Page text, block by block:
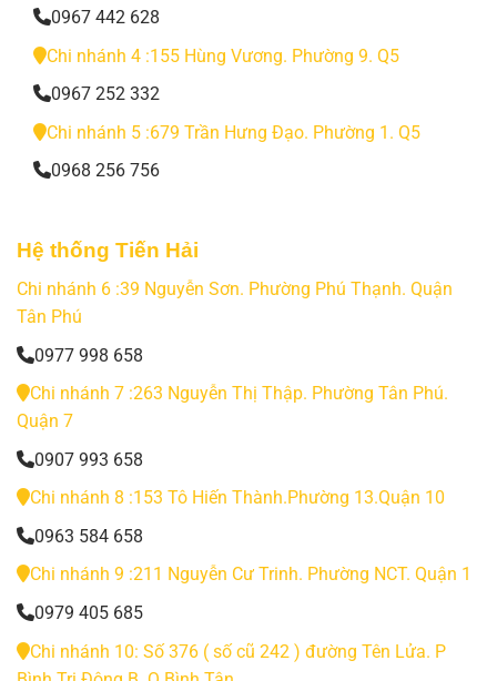
0967 442 628
Chi nhánh 4 :155 Hùng Vương. Phường 9. Q5
0967 252 332
Chi nhánh 5 :679 Trần Hưng Đạo. Phường 1. Q5
0968 256 756
Hệ thống Tiến Hải
Chi nhánh 6 :39 Nguyễn Sơn. Phường Phú Thạnh. Quận
Tân Phú
0977 998 658
Chi nhánh 7 :263 Nguyễn Thị Thập. Phường Tân Phú.
Quận 7
0907 993 658
Chi nhánh 8 :153 Tô Hiến Thành.Phường 13.Quận 10
0963 584 658
Chi nhánh 9 :211 Nguyễn Cư Trinh. Phường NCT. Quận 1
0979 405 685
Chi nhánh 10: Số 376 ( số cũ 242 ) đường Tên Lửa. P